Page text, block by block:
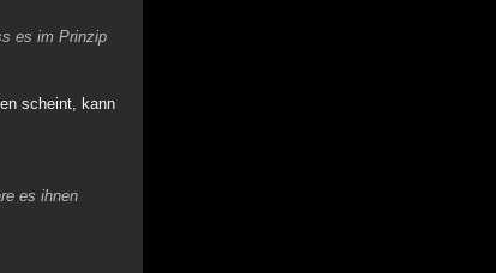
es im Prinzip
scheint, kann
es ihnen